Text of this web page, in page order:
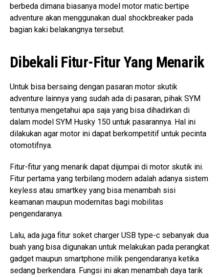
berbeda dimana biasanya model motor matic bertipe
adventure akan menggunakan dual shockbreaker pada
bagian kaki belakangnya tersebut.
Dibekali Fitur-Fitur Yang Menarik
Untuk bisa bersaing dengan pasaran motor skutik
adventure lainnya yang sudah ada di pasaran, pihak SYM
tentunya mengetahui apa saja yang bisa dihadirkan di
dalam model SYM Husky 150 untuk pasarannya. Hal ini
dilakukan agar motor ini dapat berkompetitif untuk pecinta
otomotifnya.
Fitur-fitur yang menarik dapat dijumpai di motor skutik ini.
Fitur pertama yang terbilang modern adalah adanya sistem
keyless atau smartkey yang bisa menambah sisi
keamanan maupun modernitas bagi mobilitas
pengendaranya.
Lalu, ada juga fitur soket charger USB type-c sebanyak dua
buah yang bisa digunakan untuk melakukan pada perangkat
gadget maupun smartphone milik pengendaranya ketika
sedang berkendara. Fungsi ini akan menambah daya tarik